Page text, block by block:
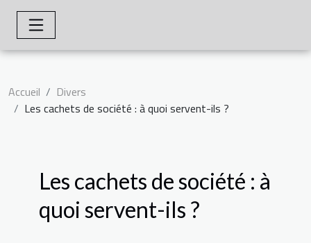
Accueil
Divers
Les cachets de société : à quoi servent-ils ?
Les cachets de société : à
quoi servent-ils ?